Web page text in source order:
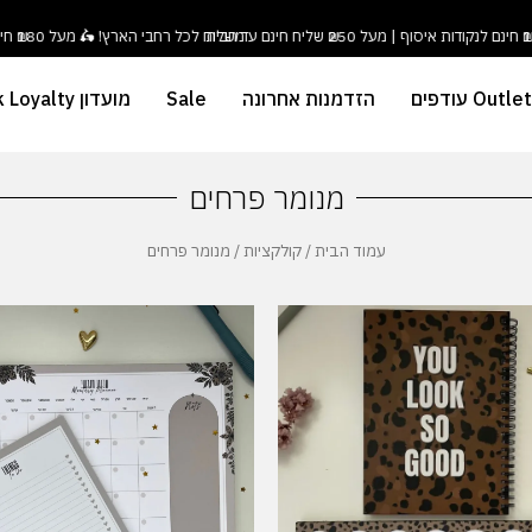
משלוח לכל רחבי הארץ! 🛵 מעל ₪180 חינם לנקודות איסוף | מעל ₪250 שליח חינם עד הבית
Outlet עודפים הזדמנות אחרונה Sale מועדון Duck Loyalty
מנומר פרחים
עמוד הבית/קולקציות/ מנומר פרחים
למוצר
זה
יש
מספר
סוגים.
ניתן
לבחור
את
המחיר
המקורי
היה:
₪ 111.
₪ 105.